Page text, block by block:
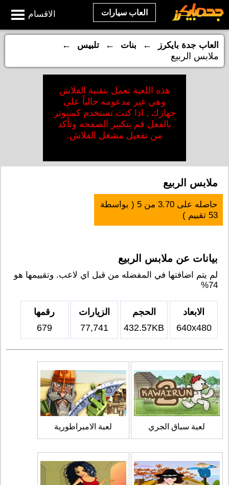
الاقسام العاب سيارات
العاب جدة بايكرز ← بنات ← تلبيس
←
ملابس الربيع
هذه اللعبة تعمل بتقنية الفلاش
وهي غير مدعومه حالياً على
جهازك , اذا كنت تستخدم كمبيوتر
بالفعل قم بتكبير الصفحه وتأكد
من تفعيل مشغل الفلاش.
ملابس الربيع
حاصله على3.70 من5 ( بواسطة
53 تقييم )
بيانات عن ملابس الربيع
لم يتم اضافتها في المفضله من قبل اي لاعب. وتقييمها هو
74%
الابعاد
640x480
الحجم
432.57KB
الزيارات
77,741
رقمها
679
لعبة سباق الجري لعبة الامبراطورية